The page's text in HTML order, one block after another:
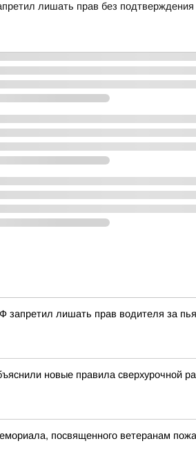
лишать прав без
запретил лишать прав водителя за
новые правила сверхурочной
посвященного ветеранам